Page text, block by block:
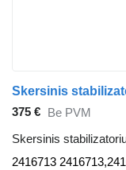
375 € Be PVM
Skersinis
2416713